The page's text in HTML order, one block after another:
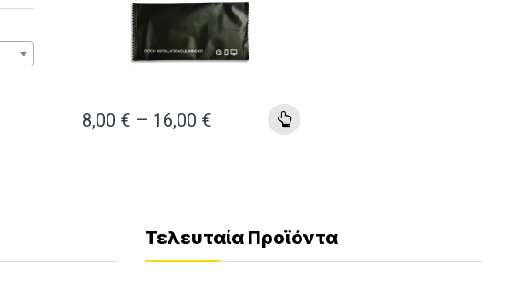
8,00 € – 16,00 €
Τελευταία Προϊόντα